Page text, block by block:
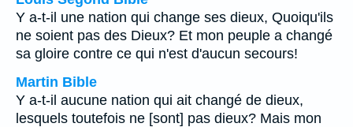
Y a-t-il une nation qui change ses dieux, Quoiqu'ils
ne soient pas des Dieux? Et mon peuple a changé
sa gloire contre ce qui n'est d'aucun secours!
Martin Bible
Y a-t-il aucune nation qui ait changé de dieux,
lesquels toutefois ne [sont] pas dieux? Mais mon